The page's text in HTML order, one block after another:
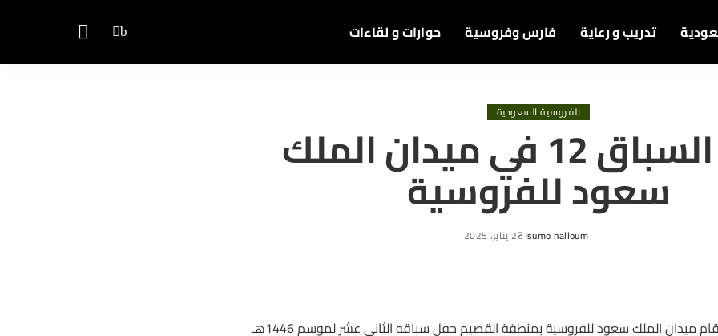
تدريب و رعاية فارس وفروسية حوارات و لقاءات
الفروسية السعودية
نتائج السباق 12 في ميدان الملك
سعود للفروسية
Posted
sumo halloum 2 يناير، 2025
أقام ميدان الملك سعود للفروسية بمنطقة القصيم حفل سباقه الثاني عشر لموسم 1446هـ